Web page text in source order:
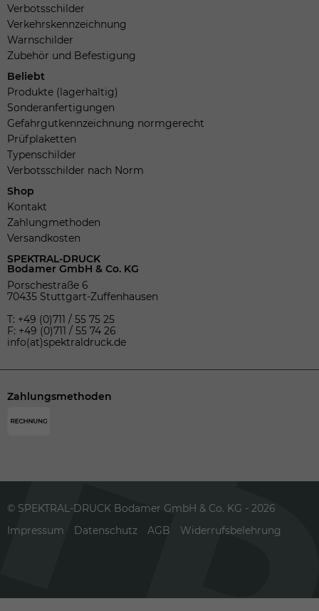
Verbotsschilder
Verkehrskennzeichnung
Warnschilder
Zubehör und Befestigung
Beliebt
Produkte (lagerhaltig)
Sonderanfertigungen
Gefahrgutkennzeichnung normgerecht
Prüfplaketten
Typenschilder
Verbotsschilder nach Norm
Shop
Kontakt
Zahlungmethoden
Versandkosten
SPEKTRAL-DRUCK
Bodamer GmbH & Co. KG
Porschestraße 6
70435 Stuttgart-Zuffenhausen
T: +49 (0)711 / 55 75 25
F: +49 (0)711 / 55 74 26
info(at)spektraldruck.de
Zahlungsmethoden
© SPEKTRAL-DRUCK Bodamer GmbH & Co. KG - 2026
Impressum
Datenschutz AGB Widerrufsbelehrung